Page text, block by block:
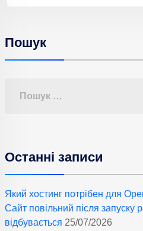
Пошук
Останні записи
Який хостинг потрібен для
Сайт повільний після запуску
відбувається 25/07/2026